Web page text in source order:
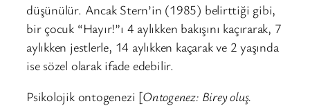
düşünülür. Ancak Stern’in (1985) belirttiği gibi,
bir çocuk “Hayır!”ı 4 aylıkken bakışını kaçırarak, 7
aylıkken jestlerle, 14 aylıkken kaçarak ve 2 yaşında
ise sözel olarak ifade edebilir.
Psikolojik ontogenezi [Ontogenez: Birey oluş.